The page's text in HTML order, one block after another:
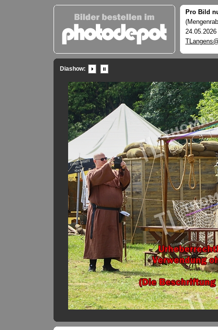
Pro Bild
24.05.2026
Diashow: